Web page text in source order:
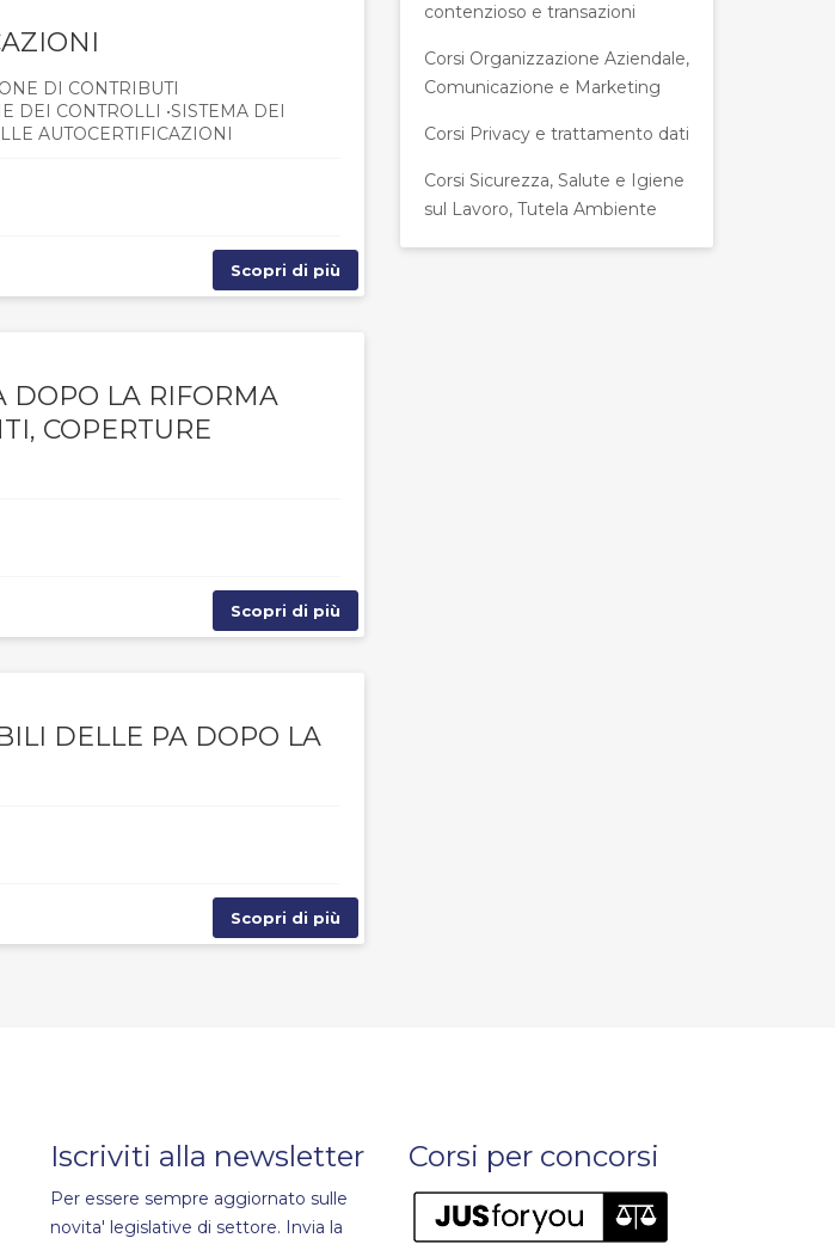
DI CONTRIBUTI
DEI CONTROLLI •SISTEMA DEI
AUTOCERTIFICAZIONI
Scopri di più
DOPO LA RIFORMA
COPERTURE
Scopri di più
DELLE PA DOPO LA
Scopri di più
contenzioso e transazioni
Corsi Organizzazione Aziendale,
Comunicazione e Marketing
Corsi Privacy e trattamento dati
Corsi Sicurezza, Salute e Igiene
sul Lavoro, Tutela Ambiente
Iscriviti alla newsletter
Per essere sempre aggiornato sulle
novita' legislative di settore. Invia la
Corsi per concorsi